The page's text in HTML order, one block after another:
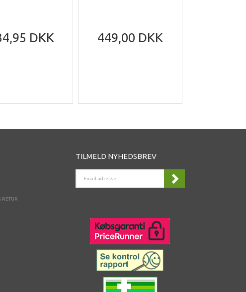
DKK 449,00 DKK
RETUR
TILMELD NYHEDSBREV
ADRESSE